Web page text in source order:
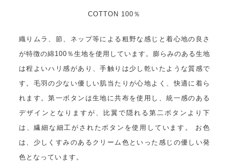
COTTON 100％
織りムラ、節、ネップ等による粗野な感じと着心地の良さ
が特徴の綿100％生地を使用しています。膨らみのある生地
は程よいハリ感があり、手触りは少し乾いたような質感で
す。毛羽の少ない優しい肌当たりが心地よく、快適に着ら
れます。第一ボタンは生地に共布を使用し、統一感のある
デザインとなりますが、比翼で隠れる第二ボタンより下
は、繊細な細工がされたボタンを使用しています。 お色
は、少しくすみのあるクリーム色といった感じの優しい発
色となっています。